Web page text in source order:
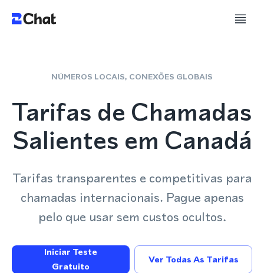
NÚMEROS LOCAIS, CONEXÕES GLOBAIS
Tarifas de Chamadas
Salientes em Canadá
Tarifas transparentes e competitivas para
chamadas internacionais. Pague apenas
pelo que usar sem custos ocultos.
Iniciar Teste
Gratuito
Ver Todas As Tarifas